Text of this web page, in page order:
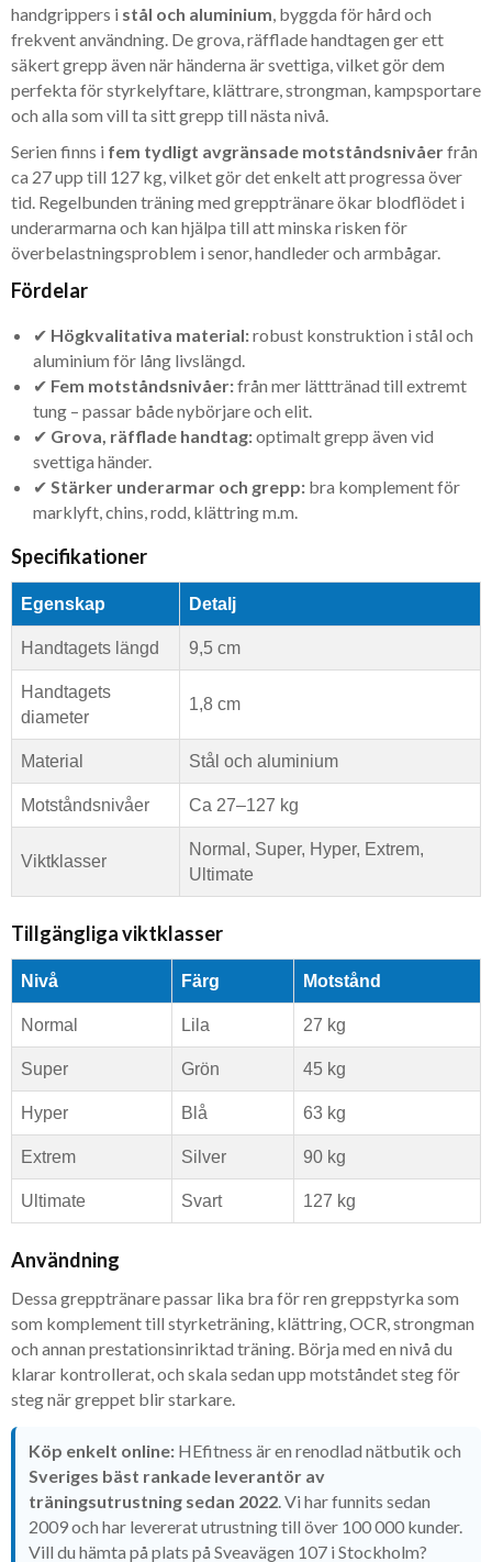
handgrippers i stål och aluminium, byggda för hård och
frekvent användning. De grova, räfflade handtagen ger ett
säkert grepp även när händerna är svettiga, vilket gör dem
perfekta för styrkelyftare, klättrare, strongman, kampsportare
och alla som vill ta sitt grepp till nästa nivå.
Serien finns i fem tydligt avgränsade motståndsnivåerfrån
ca 27 upp till 127 kg, vilket gör det enkelt att progressa över
tid. Regelbunden träning med grepptränare ökar blodflödet i
underarmarna och kan hjälpa till att minska risken för
överbelastningsproblem i senor, handleder och armbågar.
Fördelar
✔ Högkvalitativa material:robust konstruktion i stål och
aluminium för lång livslängd.
✔ Fem motståndsnivåer:från mer lätttränad till extremt
tung – passar både nybörjare och elit.
✔ Grova, räfflade handtag:optimalt grepp även vid
svettiga händer.
✔ Stärker underarmar och grepp: bra komplement för
marklyft, chins, rodd, klättring m.m.
Specifikationer
Egenskap Detalj
Handtagets längd 9,5 cm
Handtagets
diameter
1,8 cm
Material Stål och aluminium
Motståndsnivåer Ca 27–127 kg
Viktklasser
Normal, Super, Hyper, Extrem,
Ultimate
Tillgängliga viktklasser
Nivå Färg Motstånd
Normal Lila 27 kg
Super Grön 45 kg
Hyper Blå 63 kg
Extrem Silver 90 kg
Ultimate Svart 127 kg
Användning
Dessa grepptränare passar lika bra för ren greppstyrka som
som komplement till styrketräning, klättring, OCR, strongman
och annan prestationsinriktad träning. Börja med en nivå du
klarar kontrollerat, och skala sedan upp motståndet steg för
steg när greppet blir starkare.
Köp enkelt online: HEfitness är en renodlad nätbutik och
Sveriges bäst rankade leverantör av
träningsutrustning sedan 2022. Vi har funnits sedan
2009 och har levererat utrustning till över 100 000 kunder.
Vill du hämta på plats på Sveavägen 107 i Stockholm?